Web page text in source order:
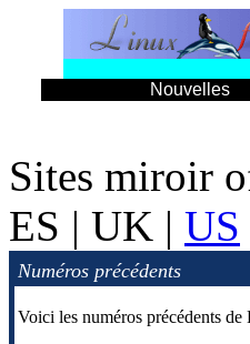
Nouvelles
Sites miroir
ES | UK | US
Numéros précédents
Voici les numéros précédents